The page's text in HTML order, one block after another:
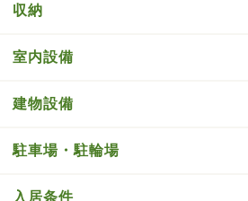
収納
室内設備
建物設備
駐車場・駐輪場
入居条件